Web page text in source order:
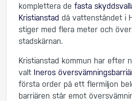
komplettera de fasta
Kristianstad då vattenståndet i
stiger med flera meter och
stadskärnan.
Kristianstad kommun har efter
valt Ineros
första order på ett flermiljon
barriären står emot